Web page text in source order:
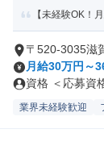
【未経験OK！
〒520-3035滋
月給30万円～
資格 ＜応募資
業界未経験歓迎